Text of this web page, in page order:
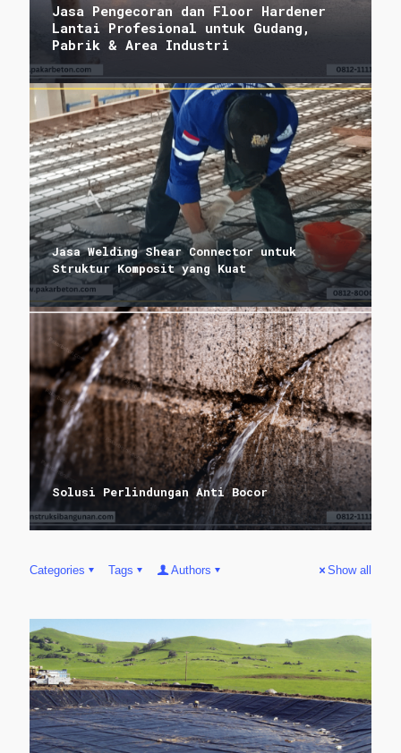
Jasa Pengecoran dan Floor Hardener
Lantai Profesional untuk Gudang,
Pabrik & Area Industri
Jasa Welding Shear Connector untuk
Struktur Komposit yang Kuat
Solusi Perlindungan Anti Bocor
Categories Tags Authors Show all